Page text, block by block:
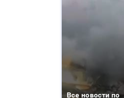
Все новости по